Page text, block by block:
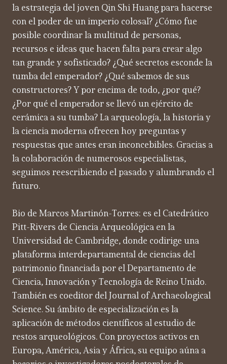
la estrategia del joven Qin Shi Huang para hacerse
con el poder de un imperio colosal? ¿Cómo fue
posible coordinar la multitud de personas,
recursos e ideas que hacen falta para crear algo
tan grande y sofisticado? ¿Qué secretos esconde la
tumba del emperador? ¿Qué sabemos de sus
constructores? Y por encima de todo, ¿por qué?
¿Por qué el emperador se llevó un ejército de
cerámica a su tumba? La arqueología, la historia y
la ciencia moderna ofrecen hoy preguntas y
respuestas que antes eran inconcebibles. Gracias a
la colaboración de numerosos especialistas,
seguimos reescribiendo el pasado y alumbrando el
futuro.
Bio de Marcos Martinón-Torres: es el Catedrático
Pitt-Rivers de Ciencia Arqueológica en la
Universidad de Cambridge, donde codirige una
plataforma interdepartamental de ciencias del
patrimonio financiada por el Departamento de
Ciencia, Innovación y Tecnología de Reino Unido.
También es coeditor del Journal of Archaeological
Science. Su ámbito de especialización es la
aplicación de métodos científicos al estudio de
restos arqueológicos. Con proyectos activos en
Europa, América, Asia y África, su equipo aúna a